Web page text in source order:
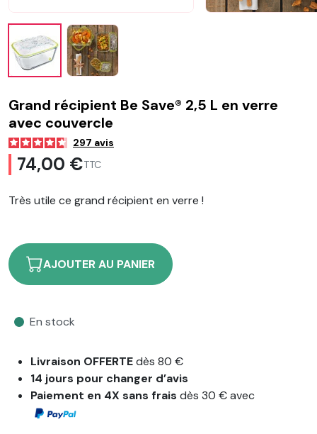
Grand récipient Be Save® 2,5 L en verre
avec couvercle
297 avis
74,00 €TTC
Très utile ce grand récipient en verre !
AJOUTER AU PANIER
En stock
Livraison OFFERTEdès 80 €
14 jours pour changer d’avis
Paiement en 4X sans fraisdès 30 € avec